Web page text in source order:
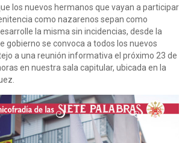
los nuevos hermanos que vayan a participar
como nazarenos sepan como
la misma sin incidencias, desde la
gobierno se convoca a todos los nuevos
a una reunión informativa el próximo 23 de
en nuestra sala capitular, ubicada en la